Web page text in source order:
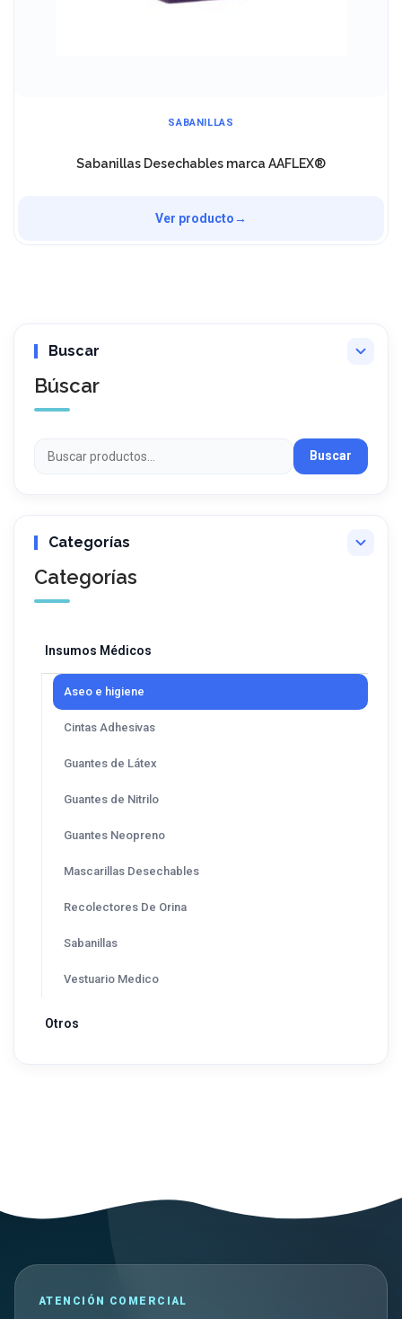
RECOLECTORES DE ORINA
Frasco orina cilíndrico Estéril 100ML marca FLEXLAB®
Ver producto→
Búscar
Buscar
Categorías
Insumos Médicos
Aseo e higiene
Cintas Adhesivas
Guantes de Látex
Guantes de Nitrilo
Guantes Neopreno
Mascarillas Desechables
Recolectores De Orina
Sabanillas
Vestuario Medico
Otros
ATENCIÓN COMERCIAL